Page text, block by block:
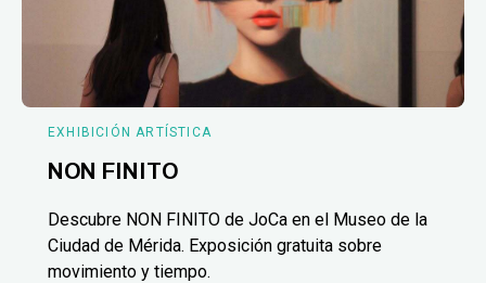
EXHIBICIÓN ARTÍSTICA
NON FINITO
Descubre NON FINITO de JoCa en el Museo de la
Ciudad de Mérida. Exposición gratuita sobre
movimiento y tiempo.